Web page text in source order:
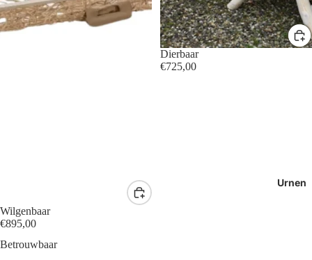
Urnen
Wilgenbaar
€895,00
Dierbaar
€725,00
Betrouwbaar